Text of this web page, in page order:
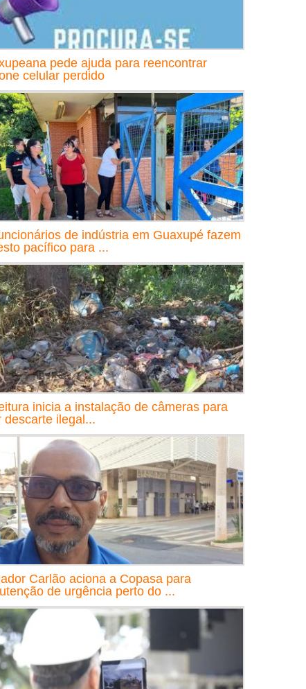
pede ajuda para reencontrar
celular perdido
de indústria em Guaxupé fazem
pacífico para ...
inicia a instalação de câmeras para
descarte ilegal...
Carlão aciona a Copasa para
de urgência perto do ...